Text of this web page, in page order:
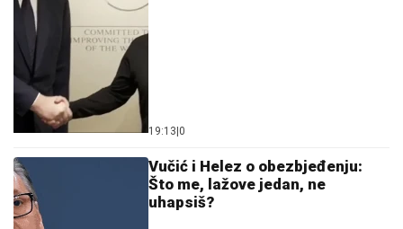
19:13 0
Vučić i Helez o obezbjeđenju:
Što me, lažove jedan, ne
uhapsiš?